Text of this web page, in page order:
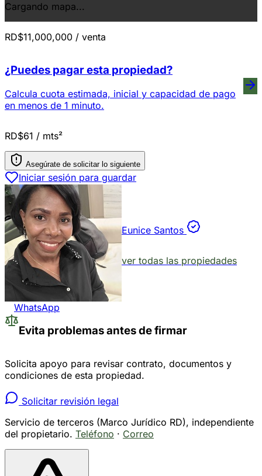
Cargando mapa...
RD$11,000,000 / venta
¿Puedes pagar esta propiedad?
Calcula cuota estimada, inicial y capacidad de pago
en menos de 1 minuto.
RD$61 / mts²
Asegúrate de solicitar lo siguiente
Iniciar sesión para guardar
Eunice Santos
ver todas las propiedades
WhatsApp
Evita problemas antes de firmar
Solicita apoyo para revisar contrato, documentos y
condiciones de esta propiedad.
Solicitar revisión legal
Servicio de terceros (Marco Jurídico RD), independiente
del propietario. Teléfono · Correo